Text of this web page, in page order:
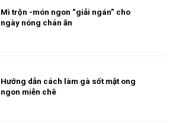
Mì trộn -món ngon “giải ngán” cho
ngày nóng chán ăn
Hướng dẫn cách làm gà sốt mật ong
ngon miễn chê